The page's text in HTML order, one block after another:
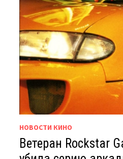
НОВОСТИ КИНО
Ветеран Rockstar